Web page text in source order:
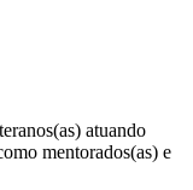
atuando
mentorados(as) e